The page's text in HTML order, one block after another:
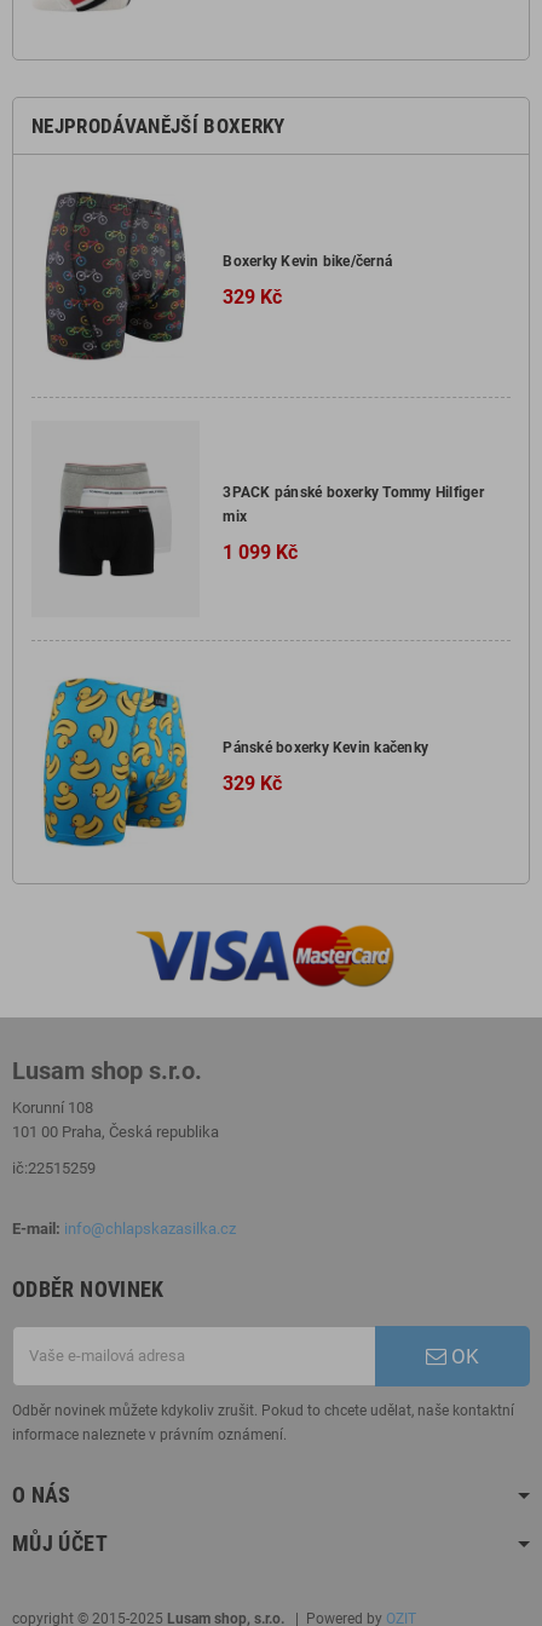
NEJPRODÁVANĚJŠÍ BOXERKY
Boxerky Kevin bike/černá
329 Kč
3PACK pánské boxerky Tommy Hilfiger
mix
1 099 Kč
Pánské boxerky Kevin kačenky
329 Kč
Lusam shop s.r.o.
Korunní 108
101 00 Praha, Česká republika
ič:22515259
E-mail: info@chlapskazasilka.cz
ODBĚR NOVINEK
OK
Odběr novinek můžete kdykoliv zrušit. Pokud to chcete udělat, naše kontaktní
informace naleznete v právním oznámení.
O NÁS
MŮJ ÚČET
copyright © 2015-2025 Lusam shop, s.r.o. | Powered by OZIT